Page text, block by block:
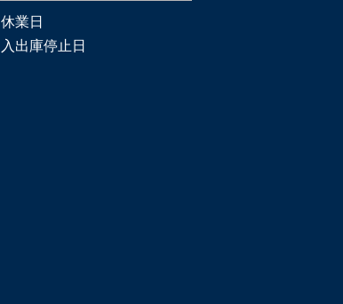
休業日
入出庫停止日